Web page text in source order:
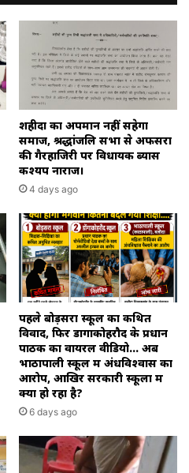
शहीदों का अपमान नहीं सहेगा
समाज, श्रद्धांजलि सभा से अफसरों
की गैरहाजिरी पर विधायक ब्यास
कश्यप नाराज।
4 days ago
पहले बोड़सरा स्कूल का कथित
विवाद, फिर डोंगाकोहरौद के प्रधान
पाठक का वायरल वीडियो… अब
भाठापाली स्कूल में अंधविश्वास का
आरोप, आखिर सरकारी स्कूलों में
क्या हो रहा है?
6 days ago